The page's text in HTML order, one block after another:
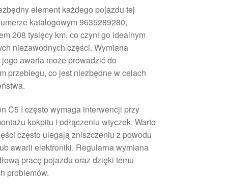
element każdego pojazdu tej
katalogowym 9635289280,
208 tysięcy km, co czyni go idealnym
niezawodnych części. Wymiana
awaria może prowadzić do
przebiegu, co jest niezbędne w celach
C5 I często wymaga interwencji przy
kokpitu i odłączeniu wtyczek. Warto
często ulegają zniszczeniu z powodu
awarii elektroniki. Regularna wymiana
pracę pojazdu oraz dzięki temu
problemów.